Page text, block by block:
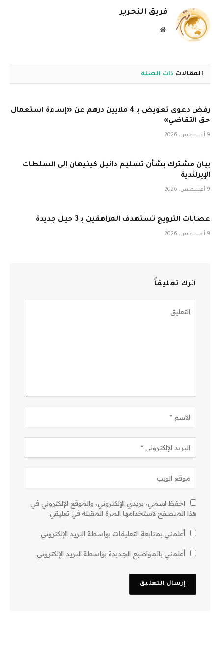
فريق التحرير
موقع
المقالات ذات الصلة
رفض دعوى تعويض بـ 4 ملايين درهم عن «إساءة استعمال
حق التقاضي»
9 أغسطس، 2026
بيان مشترك بشأن تسليم دانيل كينيهان إلى السلطات
الإيرلندية
9 أغسطس، 2026
عصابات الترويج تستهدف المراهقين بـ 3 حيل جديدة
9 أغسطس، 2026
اترك تعليقاً
احفظ اسمي، بريدي الإلكتروني، والموقع الإلكتروني في
هذا المتصفح لاستخدامها المرة المقبلة في تعليقي.
أعلمني بمتابعة التعليقات بواسطة البريد الإلكتروني.
أعلمني بالمواضيع الجديدة بواسطة البريد الإلكتروني.